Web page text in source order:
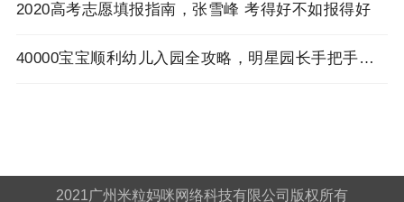
2020高考志愿填报指南，张雪峰 考得好不如报得好
40000宝宝顺利幼儿入园全攻略，明星园长手把手来教你！
2021广州米粒妈咪网络科技有限公司版权所有